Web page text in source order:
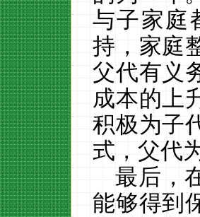
与子家庭
持，家庭
父代有义
成本的上
积极为子
式，父代
最后，
能够得到